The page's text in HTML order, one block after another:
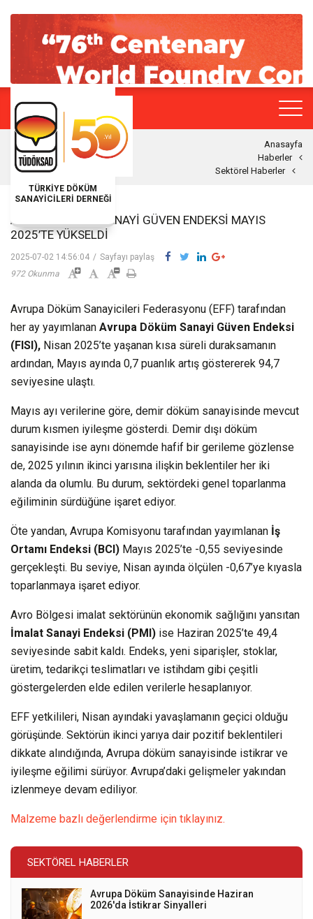
TÜRKİYE DÖKÜM
SANAYİCİLERİ DERNEĞİ
Anasayfa
Haberler
Sektörel Haberler
AVRUPA DÖKÜM SANAYI GÜVEN ENDEKSI MAYIS
2025’TE YÜKSELDI
2025-07-02 14:56:04 / Sayfayı paylaş
972 Okunma
Avrupa Döküm Sanayicileri Federasyonu (EFF) tarafından
her ay yayımlanan Avrupa Döküm Sanayi Güven Endeksi
(FISI), Nisan 2025’te yaşanan kısa süreli duraksamanın
ardından, Mayıs ayında 0,7 puanlık artış göstererek 94,7
seviyesine ulaştı.
Mayıs ayı verilerine göre, demir döküm sanayisinde mevcut
durum kısmen iyileşme gösterdi. Demir dışı döküm
sanayisinde ise aynı dönemde hafif bir gerileme gözlense
de, 2025 yılının ikinci yarısına ilişkin beklentiler her iki
alanda da olumlu. Bu durum, sektördeki genel toparlanma
eğiliminin sürdüğüne işaret ediyor.
Öte yandan, Avrupa Komisyonu tarafından yayımlanan İş
Ortamı Endeksi (BCI) Mayıs 2025’te -0,55 seviyesinde
gerçekleşti. Bu seviye, Nisan ayında ölçülen -0,67’ye kıyasla
toparlanmaya işaret ediyor.
Avro Bölgesi imalat sektörünün ekonomik sağlığını yansıtan
İmalat Sanayi Endeksi (PMI) ise Haziran 2025’te 49,4
seviyesinde sabit kaldı. Endeks, yeni siparişler, stoklar,
üretim, tedarikçi teslimatları ve istihdam gibi çeşitli
göstergelerden elde edilen verilerle hesaplanıyor.
EFF yetkilileri, Nisan ayındaki yavaşlamanın geçici olduğu
görüşünde. Sektörün ikinci yarıya dair pozitif beklentileri
dikkate alındığında, Avrupa döküm sanayisinde istikrar ve
iyileşme eğilimi sürüyor. Avrupa’daki gelişmeler yakından
izlenmeye devam ediliyor.
Malzeme bazlı değerlendirme için tıklayınız.
SEKTÖREL HABERLER
Avrupa Döküm Sanayisinde Haziran
2026'da İstikrar Sinyalleri